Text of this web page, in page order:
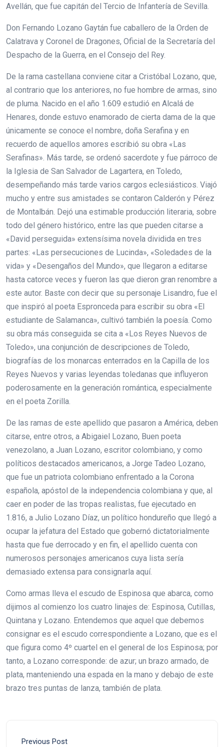
Avellán, que fue capitán del Tercio de Infantería de Sevilla.
Don Fernando Lozano Gaytán fue caballero de la Orden de
Calatrava y Coronel de Dragones, Oficial de la Secretaría del
Despacho de la Guerra, en el Consejo del Rey.
De la rama castellana conviene citar a Cristóbal Lozano, que,
al contrario que los anteriores, no fue hombre de armas, sino
de pluma. Nacido en el año 1.609 estudió en Alcalá de
Henares, donde estuvo enamorado de cierta dama de la que
únicamente se conoce el nombre, doña Serafina y en
recuerdo de aquellos amores escribió su obra «Las
Serafinas». Más tarde, se ordenó sacerdote y fue párroco de
la Iglesia de San Salvador de Lagartera, en Toledo,
desempeñando más tarde varios cargos eclesiásticos. Viajó
mucho y entre sus amistades se contaron Calderón y Pérez
de Montalbán. Dejó una estimable producción literaria, sobre
todo del género histórico, entre las que pueden citarse a
«David perseguida» extensísima novela dividida en tres
partes: «Las persecuciones de Lucinda», «Soledades de la
vida» y «Desengaños del Mundo», que llegaron a editarse
hasta catorce veces y fueron las que dieron gran renombre a
este autor. Baste con decir que su personaje Lisandro, fue el
que inspiró al poeta Espronceda para escribir su obra «El
estudiante de Salamanca», cultivó también la poesía. Como
su obra más conseguida se cita a «Los Reyes Nuevos de
Toledo», una conjunción de descripciones de Toledo,
biografías de los monarcas enterrados en la Capilla de los
Reyes Nuevos y varias leyendas toledanas que influyeron
poderosamente en la generación romántica, especialmente
en el poeta Zorilla.
De las ramas de este apellido que pasaron a América, deben
citarse, entre otros, a Abigaiel Lozano, Buen poeta
venezolano, a Juan Lozano, escritor colombiano, y como
políticos destacados americanos, a Jorge Tadeo Lozano,
que fue un patriota colombiano enfrentado a la Corona
española, apóstol de la independencia colombiana y que, al
caer en poder de las tropas realistas, fue ejecutado en
1.816, a Julio Lozano Díaz, un político hondureño que llegó a
ocupar la jefatura del Estado que gobernó dictatorialmente
hasta que fue derrocado y en fin, el apellido cuenta con
numerosos personajes americanos cuya lista sería
demasiado extensa para consignarla aquí.
Como armas lleva el escudo de Espinosa que abarca, como
dijimos al comienzo los cuatro linajes de: Espinosa, Cutillas,
Quintana y Lozano. Entendemos que aquel que debemos
consignar es el escudo correspondiente a Lozano, que es el
que figura como 4º cuartel en el general de los Espinosa; por
tanto, a Lozano corresponde: de azur; un brazo armado, de
plata, manteniendo una espada en la mano y debajo de este
brazo tres puntas de lanza, también de plata.
Previous Post